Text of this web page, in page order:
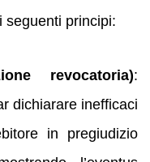
seguenti principi:
revocatoria):
dichiarare inefficaci
in pregiudizio